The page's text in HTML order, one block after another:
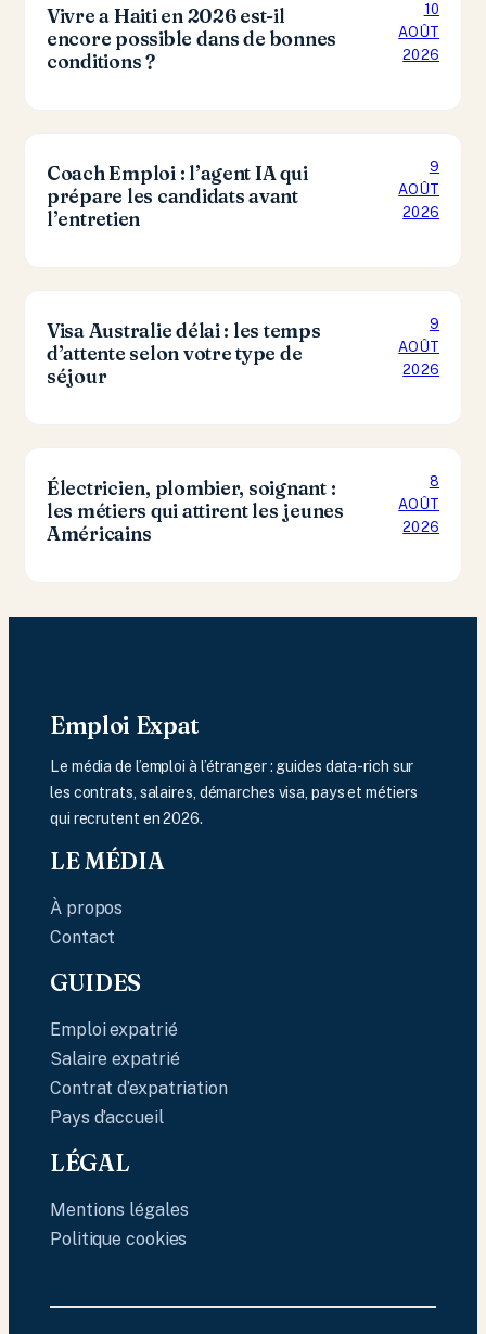
Vivre a Haiti en 2026 est-il
encore possible dans de bonnes
conditions ?
10
AOÛT
2026
Coach Emploi : l’agent IA qui
prépare les candidats avant
l’entretien
9
AOÛT
2026
Visa Australie délai : les temps
d’attente selon votre type de
séjour
9
AOÛT
2026
Électricien, plombier, soignant :
les métiers qui attirent les jeunes
Américains
8
AOÛT
2026
Emploi Expat
Le média de l’emploi à l’étranger : guides data-rich sur
les contrats, salaires, démarches visa, pays et métiers
qui recrutent en 2026.
LE MÉDIA
À propos
Contact
GUIDES
Emploi expatrié
Salaire expatrié
Contrat d’expatriation
Pays d’accueil
LÉGAL
Mentions légales
Politique cookies